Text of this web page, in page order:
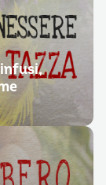
infusi,